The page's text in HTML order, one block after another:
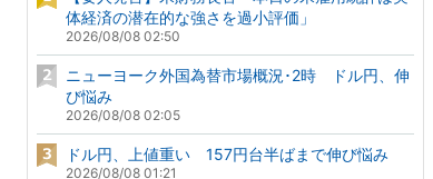
体経済の潜在的な強さを過小評価」
2026/08/08 02:50
ニューヨーク外国為替市場概況･2時 ドル円、伸
び悩み
2026/08/08 02:05
ドル円、上値重い 157円台半ばまで伸び悩み
2026/08/08 01:21